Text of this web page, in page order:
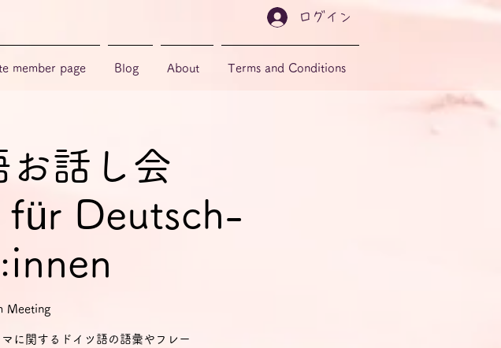
話し会
für Deutsch-
Meeting
に関するドイツ語の語彙やフレー
member page Blog About Terms and Conditions
ログイン